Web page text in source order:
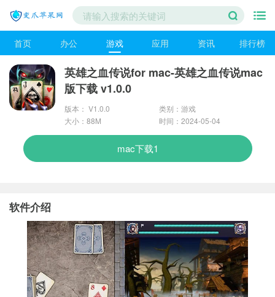
首页 办公 游戏 应用 资讯 排行榜
英雄之血传说for mac-英雄之血传说mac
版下载 v1.0.0
版本： V1.0.0
类别：游戏
大小：88M
时间：2024-05-04
mac下载1
软件介绍